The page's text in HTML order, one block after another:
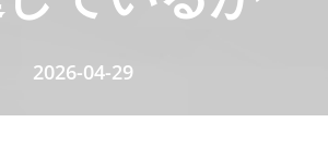
2026-04-29